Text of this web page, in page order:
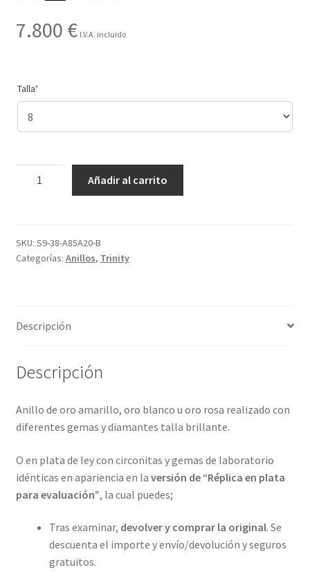
7.800 € I.V.A. incluido
Talla*(required)
y
con
ref-
6A20
Añadir al carrito
SKU: S9-38-A85A20-B
Categorías: Anillos, Trinity
Descripción
Descripción
Anillo de oro amarillo, oro blanco u oro rosa realizado con
diferentes gemas y diamantes talla brillante.
O en plata de ley con circonitas y gemas de laboratorio
idénticas en apariencia en la versión de “Réplica en plata
para evaluación”, la cual puedes;
Tras examinar, devolver y comprar la original. Se
descuenta el importe y envío/devolución y seguros
gratuitos.